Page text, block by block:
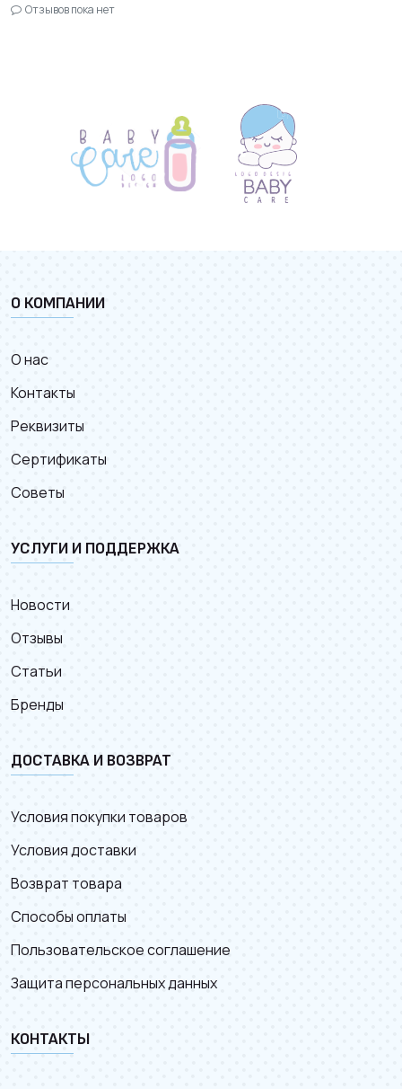
Отзывов пока нет
О КОМПАНИИ
О нас
Контакты
Реквизиты
Сертификаты
Советы
УСЛУГИ И ПОДДЕРЖКА
Новости
Отзывы
Статьи
Бренды
ДОСТАВКА И ВОЗВРАТ
Условия покупки товаров
Условия доставки
Возврат товара
Способы оплаты
Пользовательское соглашение
Защита персональных данных
КОНТАКТЫ